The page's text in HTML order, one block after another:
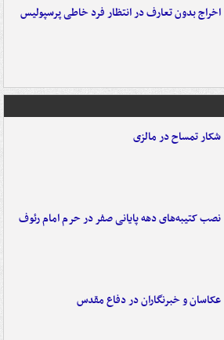
اخراج بدون تعارف در انتظار فرد خاطی پرسپولیس
شکار تمساح در مالزی
نصب کتیبه‌های دهه پایانی صفر در حرم امام رئوف
عکاسان و خبرنگاران در دفاع مقدس